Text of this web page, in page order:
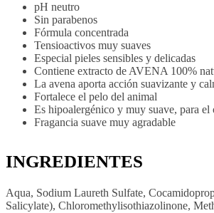
pH neutro
Sin parabenos
Fórmula concentrada
Tensioactivos muy suaves
Especial pieles sensibles y delicadas
Contiene extracto de AVENA 100%
La avena aporta acción suavizante y
Fortalece el pelo del animal
Es hipoalergénico y muy suave, para el
Fragancia suave muy agradable
INGREDIENTES
Aqua, Sodium Laureth Sulfate,
Salicylate), Chloromethylisothiazolinone,